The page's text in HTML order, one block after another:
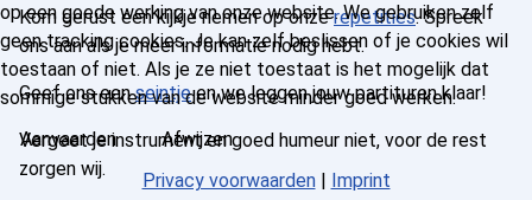
Kom gerust een kijkje nemen op onzerepetities. Spreek
ons aan als je meer informatie nodig hebt.
Geef ons eenseintjeen we leggen jouw partituren klaar!
Vergeet je instrument en goed humeur niet, voor de rest
zorgen wij.
op een goede werking van onze website. We gebruiken zelf
geen tracking cookies. Je kan zelf beslissen of je cookies wil
toestaan of niet. Als je ze niet toestaat is het mogelijk dat
sommige stukken van de website minder goed werken.
Aanvaarden
Afwijzen
Privacy voorwaarden| Imprint